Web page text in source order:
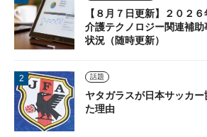
【８月７日更新】２０２
介護テクノロジー関連補
状況（随時更新）
話題
ヤタガラスが日本サッカ
た理由